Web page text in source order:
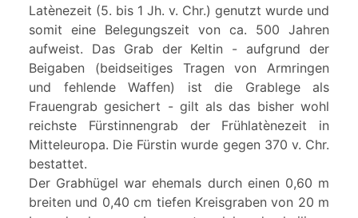
Latènezeit (5. bis 1 Jh. v. Chr.) genutzt wurde und
somit eine Belegungszeit von ca. 500 Jahren
aufweist. Das Grab der Keltin - aufgrund der
Beigaben (beidseitiges Tragen von Armringen
und fehlende Waffen) ist die Grablege als
Frauengrab gesichert - gilt als das bisher wohl
reichste Fürstinnengrab der Frühlatènezeit in
Mitteleuropa. Die Fürstin wurde gegen 370 v. Chr.
bestattet.
Der Grabhügel war ehemals durch einen 0,60 m
breiten und 0,40 cm tiefen Kreisgraben von 20 m